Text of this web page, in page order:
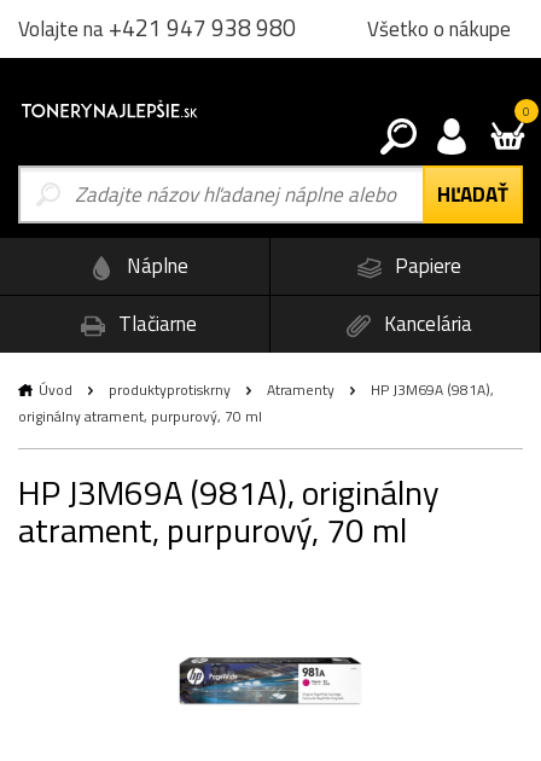
Volajte na+421 947 938 980 Všetko o nákupe
0
Náplne
Papiere
Tlačiarne
Kancelária
Úvod produktyprotiskrny Atramenty
HP J3M69A (981A),
originálny atrament, purpurový, 70 ml
HP J3M69A (981A), originálny
atrament, purpurový, 70 ml